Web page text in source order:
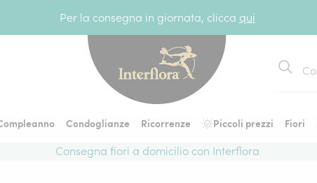
Per la consegna in giornata, clicca qui
Cerca
Condoglianze Ricorrenze Piccoli prezzi Fiori
Consegna fiori a domicilio con Interflora